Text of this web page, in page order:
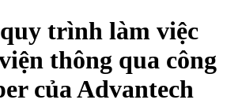
trình làm việc
thông qua công
của Advantech